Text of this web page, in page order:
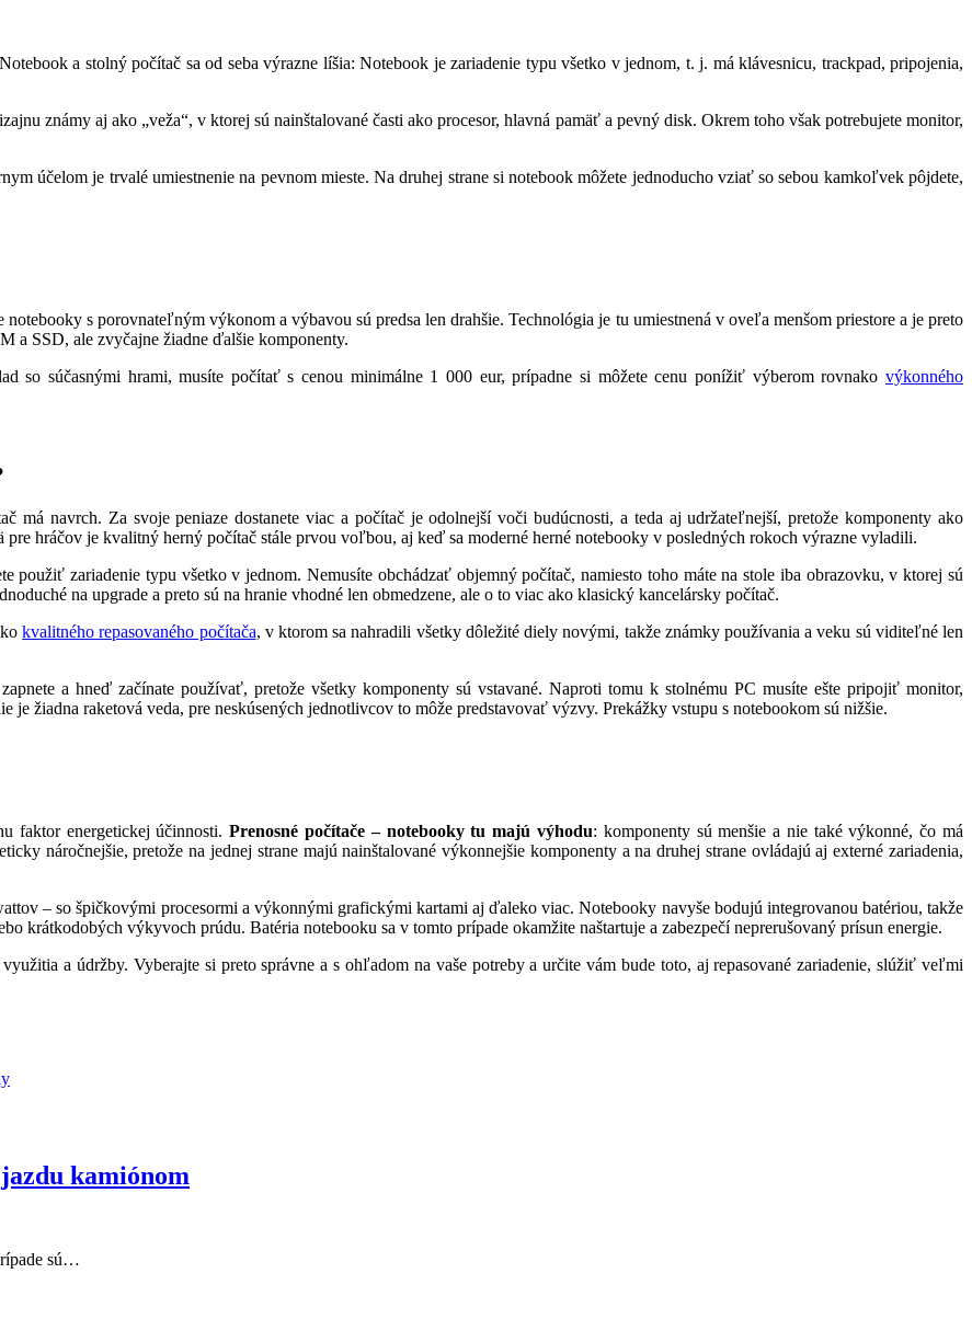
a stolný počítač sa od seba výrazne líšia: Notebook je zariadenie typu všetko v jednom, t. j. má klávesnicu, trackpad, pripojenia,
známy aj ako „veža“, v ktorej sú nainštalované časti ako procesor, hlavná pamäť a pevný disk. Okrem toho však potrebujete monitor,
účelom je trvalé umiestnenie na pevnom mieste. Na druhej strane si notebook môžete jednoducho vziať so sebou kamkoľvek pôjdete,
s porovnateľným výkonom a výbavou sú predsa len drahšie. Technológia je tu umiestnená v oveľa menšom priestore a je preto
a SSD, ale zvyčajne žiadne ďalšie komponenty.
súčasnými hrami, musíte počítať s cenou minimálne 1 000 eur, prípadne si môžete cenu ponížiť výberom rovnako výkonného
navrch. Za svoje peniaze dostanete viac a počítač je odolnejší voči budúcnosti, a teda aj udržateľnejší, pretože komponenty ako
hráčov je kvalitný herný počítač stále prvou voľbou, aj keď sa moderné herné notebooky v posledných rokoch výrazne vyladili.
použiť zariadenie typu všetko v jednom. Nemusíte obchádzať objemný počítač, namiesto toho máte na stole iba obrazovku, v ktorej sú
na upgrade a preto sú na hranie vhodné len obmedzene, ale o to viac ako klasický kancelársky počítač.
kvalitného repasovaného počítača, v ktorom sa nahradili všetky dôležité diely novými, takže známky používania a veku sú viditeľné len
a hneď začínate používať, pretože všetky komponenty sú vstavané. Naproti tomu k stolnému PC musíte ešte pripojiť monitor,
žiadna raketová veda, pre neskúsených jednotlivcov to môže predstavovať výzvy. Prekážky vstupu s notebookom sú nižšie.
faktor energetickej účinnosti.Prenosné počítače – notebooky tu majú výhodu: komponenty sú menšie a nie také výkonné, čo má
náročnejšie, pretože na jednej strane majú nainštalované výkonnejšie komponenty a na druhej strane ovládajú aj externé zariadenia,
– so špičkovými procesormi a výkonnými grafickými kartami aj ďaleko viac. Notebooky navyše bodujú integrovanou batériou, takže
krátkodobých výkyvoch prúdu. Batéria notebooku sa v tomto prípade okamžite naštartuje a zabezpečí neprerušovaný prísun energie.
a údržby. Vyberajte si preto správne a s ohľadom na vaše potreby a určite vám bude toto, aj repasované zariadenie, slúžiť veľmi
kamiónom
sú…